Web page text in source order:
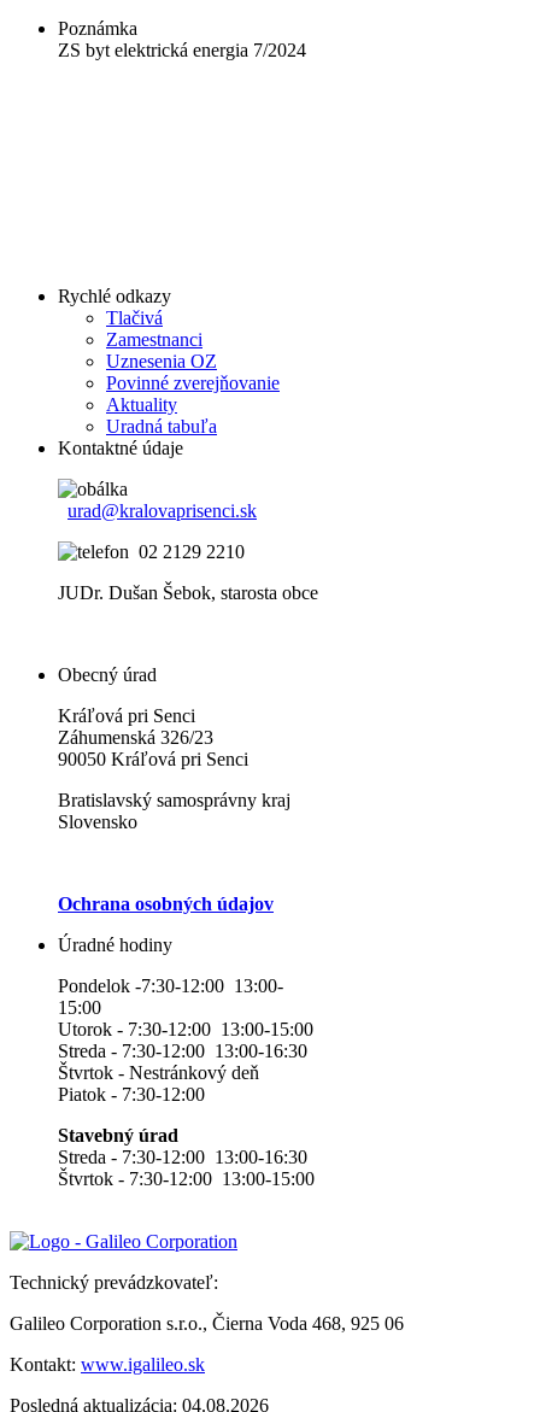
Poznámka
ZS byt elektrická energia 7/2024
Rychlé odkazy
Tlačivá
Zamestnanci
Uznesenia OZ
Povinné zverejňovanie
Aktuality
Uradná tabuľa
Kontaktné údaje
urad@kralovaprisenci.sk
02 2129 2210
JUDr. Dušan Šebok, starosta obce
Obecný úrad
Kráľová pri Senci
Záhumenská 326/23
90050 Kráľová pri Senci
Bratislavský samosprávny kraj
Slovensko
Ochrana osobných údajov
Úradné hodiny
Pondelok -7:30-12:00 13:00-
15:00
Utorok - 7:30-12:00 13:00-15:00
Streda - 7:30-12:00 13:00-16:30
Štvrtok - Nestránkový deň
Piatok - 7:30-12:00
Stavebný úrad
Streda - 7:30-12:00 13:00-16:30
Štvrtok - 7:30-12:00 13:00-15:00
Technický prevádzkovateľ:
Galileo Corporation s.r.o., Čierna Voda 468, 925 06
Kontakt: www.igalileo.sk
Posledná aktualizácia: 04.08.2026